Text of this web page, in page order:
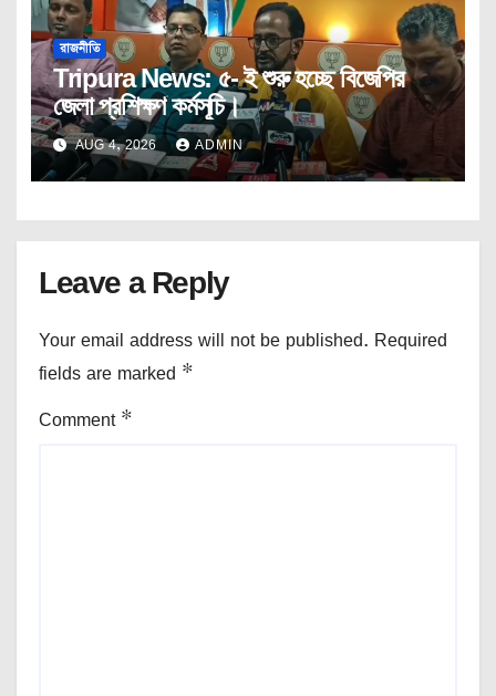
রাজনীতি
Tripura News: ৫- ই শুরু হচ্ছে বিজেপির
জেলা প্রশিক্ষণ কর্মসূচি।
AUG 4, 2026 ADMIN
Leave a Reply
Your email address will not be published. Required
fields are marked *
Comment *